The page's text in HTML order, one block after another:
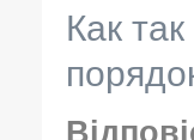
Как